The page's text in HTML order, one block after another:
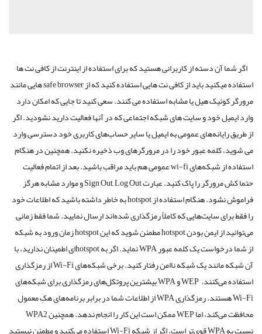
اگر شما آن دسته از کاربرانی هستید که برای استفاده از اینترنت از کافی نت ها
استفاده می­کنید باید از کافی نت هایی استفاده کنید که از safe browser هایی مانند
مرورگر کوئیک هیل یا مشابه استفاده می کنند. سعی کنید تا جایی که امکان دارد
وارد ایمیل خود و سایت های شبکه اجتماعی که در آنها فعالیت دارید نشودید. اگر
از طریق رایانه‌های عمومی به ایمیل یا سایر حساب‌های کاربری خود دسترسی وارد
می شوید، کلمه عبور خود را در مرورگرهای وب ذخیره نکنید. همچنین در هنگام
استفاده از شبکه‌های wi-fi عمومی هم باید مراقب باشید. بعد از اتمام فعالیت
حتما کش مرورگر را پاک کنید. عبارت Sign Out, Log Out و موارد مشابه هرگز
فراموش نشود. هنگام استفاده از hotspot به خاطر داشته باشید که اطلاعات خود
را فقط برای سایت‌هایی که کاملاً رمزگذاری شده‌اند ارسال نمایید. شما فقط زمانی
می‌توانید از ایمن بودن hotspot مطمئن شوید که این hotspot زمان ورود به شبکه
از شما درخواست یک کلمه عبور WPA نماید. اگر به hotspotای اطمینان ندارید، با
آن شبکه مانند یک شبکه ناامن رفتار کنید. برخی شبکه‌های Wi-Fi از رمزگذاری
استفاده می‌کنند. WEP و WPA بیشترین پروتکل‌های رمزگذاری برای شبکه‌های
Wi-Fi هستند. رمزگذاری WPA از اطلاعات شما در برابر برنامه‌های هکِ معمول
محافظت می‌کند، اما WEP ممکن است این کار را انجام ندهد. همچنین WPA2
نسبت به WPA قوی‌تر است. اگر از شبکه Wi-Fi استفاده می‌کنید و مطمئن نیستید